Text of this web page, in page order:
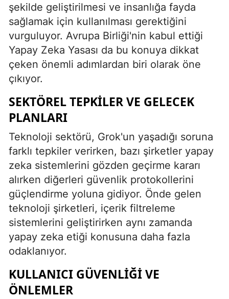
Karabük
Kilis
Osmaniye
Düzce
şekilde geliştirilmesi ve insanlığa fayda
sağlamak için kullanılması gerektiğini
vurguluyor. Avrupa Birliği'nin kabul ettiği
Yapay Zeka Yasası da bu konuya dikkat
çeken önemli adımlardan biri olarak öne
çıkıyor.
SEKTÖREL TEPKILER VE GELECEK
PLANLARI
Teknoloji sektörü, Grok'un yaşadığı soruna
farklı tepkiler verirken, bazı şirketler yapay
zeka sistemlerini gözden geçirme kararı
alırken diğerleri güvenlik protokollerini
güçlendirme yoluna gidiyor. Önde gelen
teknoloji şirketleri, içerik filtreleme
sistemlerini geliştirirken aynı zamanda
yapay zeka etiği konusuna daha fazla
odaklanıyor.
KULLANICI GÜVENLIĞI VE
ÖNLEMLER